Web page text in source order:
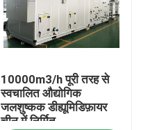
10000m3/h पूरी तरह से
स्वचालित औद्योगिक
जलशुष्कक डीह्यूमिडिफ़ायर
चीन में निर्मित